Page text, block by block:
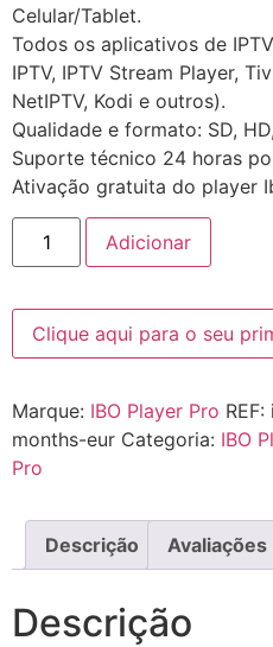
Celular/Tablet.
Todos os aplicativos de
IPTV, IPTV Stream Player,
NetIPTV, Kodi e outros).
Qualidade e formato: SD,
Suporte técnico 24 horas
Ativação gratuita do player
Adicionar
Clique aqui para o seu
Marque: IBO Player Pro REF:
months-eur Categoria: IBO
Pro
Descrição Avaliações
Descrição